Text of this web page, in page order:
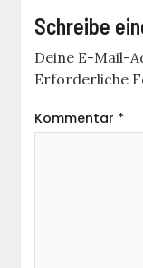
Schreibe
Deine E-Mail-
Erforderliche
Kommentar *